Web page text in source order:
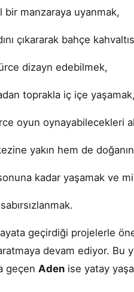
bir manzaraya uyanmak,
çıkararak bahçe
dizayn edebilmek,
toprakla iç içe yaşamak,
oyun oynayabilecekleri
yakın hem de
kadar yaşamak ve
geçirdiği projelerle
devam ediyor. Bu
geçen Aden ise yatay